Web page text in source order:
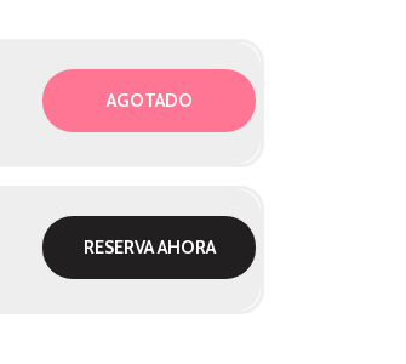
AGOTADO
RESERVA AHORA